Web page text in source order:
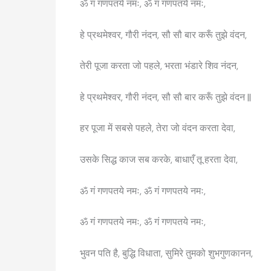
ॐ गं गणपतये नमः, ॐ गं गणपतये नमः,
हे प्रथमेश्वर, गौरी नंदन, सौ सौ बार करूँ तुझे वंदन,
तेरी पूजा करता जो पहले, भरता भंडारे शिव नंदन,
हे प्रथमेश्वर, गौरी नंदन, सौ सौ बार करूँ तुझे वंदन ||
हर पूजा में सबसे पहले, तेरा जो वंदन करता देवा,
उसके सिद्ध काज सब करके, बाधाएँ तू हरता देवा,
ॐ गं गणपतये नमः, ॐ गं गणपतये नमः,
ॐ गं गणपतये नमः, ॐ गं गणपतये नमः,
भुवन पति है, बुद्धि विधाता, सुमिरे तुमको शुभगुणकानन,
हिन्दी:ॐ अङ्गारकाय
English:
Namah ||
शक्ति और विजय